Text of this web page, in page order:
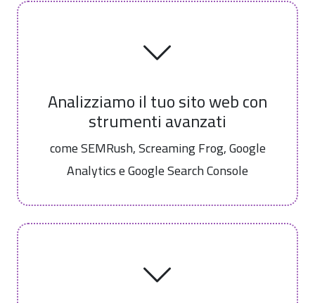
Analizziamo il tuo sito web con
strumenti avanzati
come SEMRush, Screaming Frog, Google
Analytics e Google Search Console